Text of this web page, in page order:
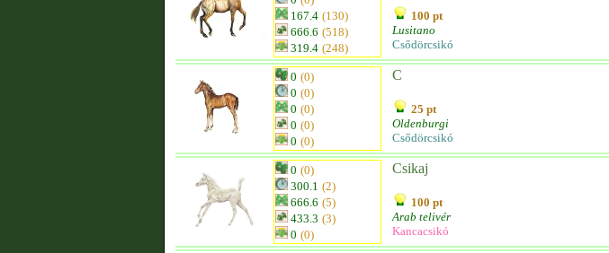
167.4 (130)
666.6 (518)
319.4 (248)
100 pt
Lusitano
Csődörcsikó
0 (0)
0 (0)
0 (0)
0 (0)
0 (0)
C
25 pt
Oldenburgi
Csődörcsikó
0 (0)
300.1 (2)
666.6 (5)
433.3 (3)
0 (0)
Csikaj
100 pt
Arab telivér
Kancacsikó